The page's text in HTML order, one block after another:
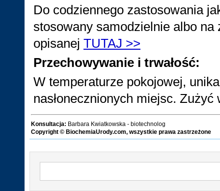
Do codziennego zastosowania
stosowany samodzielnie albo
opisanej TUTAJ >>
Przechowywanie i trwałość:
W temperaturze pokojowej,
nasłonecznionych miejsc.
Konsultacja: Barbara Kwiatkowska - biotechnolog
Copyright © BiochemiaUrody.com, wszystkie prawa zastrzeżone